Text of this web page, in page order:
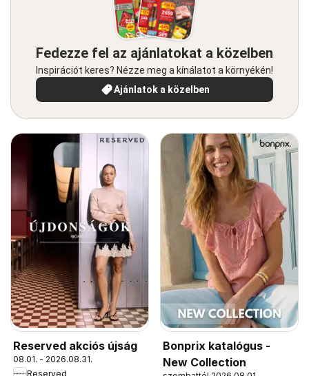
Fedezze fel az ajánlatokat a közelben
Inspirációt keres? Nézze meg a kínálatot a környékén!
Ajánlatok a közelben
Reserved akciós újság
08.01. - 2026.08.31.
Reserved
Bonprix katalógus -
New Collection